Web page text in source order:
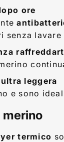
ore
senza
leggera
e sono
merino
termico